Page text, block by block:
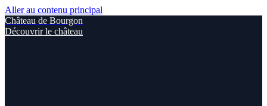
Aller au contenu principal
Château de Bourgon
Découvrir le château